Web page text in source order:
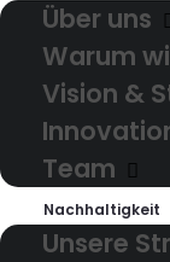
Über uns
Warum
Vision &
Team
Nachhaltigkeit
Unsere